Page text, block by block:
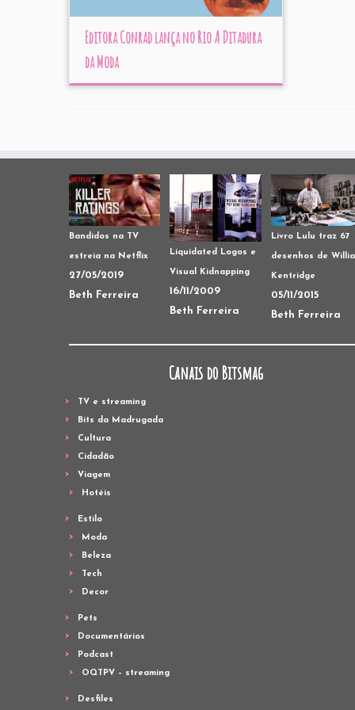
Editora Conrad lança no Rio A Ditadura
da Moda
Bandidos na TV
estreia na Netflix
27/05/2019
Beth Ferreira
Liquidated Logos e
Visual Kidnapping
16/11/2009
Beth Ferreira
Livro Lulu traz 67
desenhos de
Kentridge
05/11/2015
Beth Ferreira
Canais do Bitsmag
TV e streaming
Bits da Madrugada
Cultura
Cidadão
Viagem
Hotéis
Estilo
Moda
Beleza
Tech
Decor
Pets
Documentários
Podcast
OQTPV – streaming
Desfiles